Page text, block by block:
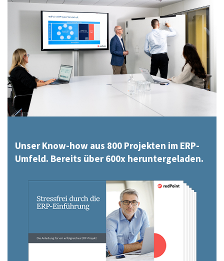
Unser Know-how aus 800 Projekten im ERP-
Umfeld. Bereits über 600x heruntergeladen.